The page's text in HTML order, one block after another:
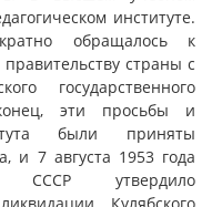
институте.
обращалось к
страны с
государственного
эти просьбы и
были приняты
и 7 августа 1953 года
СССР утвердило